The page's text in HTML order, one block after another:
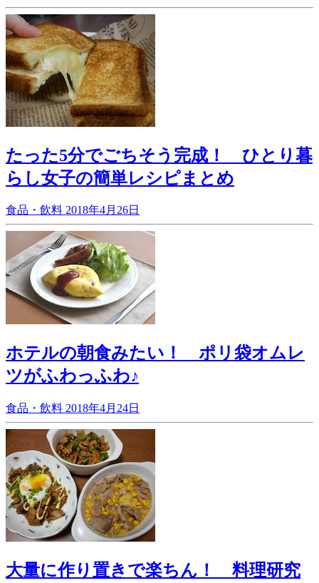
たった5分でごちそう完成！ ひとり暮
らし女子の簡単レシピまとめ
食品・飲料 2018年4月26日
ホテルの朝食みたい！ ポリ袋オムレ
ツがふわっふわ♪
食品・飲料 2018年4月24日
大量に作り置きで楽ちん！ 料理研究